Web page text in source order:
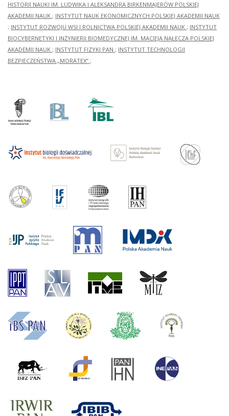
HISTORII NAUKI IM. LUDWIKA I ALEKSANDRA BIRKENMAJERÓW POLSKIEJ
AKADEMII NAUK ; INSTYTUT NAUK EKONOMICZNYCH POLSKIEJ AKADEMII NAUK
; INSTYTUT ROZWOJU WSI I ROLNICTWA POLSKIEJ AKADEMII NAUK ; INSTYTUT
BIOCYBERNETYKI I INŻYNIERII BIOMEDYCZNEJ IM. MACIEJA NAŁĘCZA POLSKIEJ
AKADEMII NAUK ; INSTYTUT FIZYKI PAN ; INSTYTUT TECHNOLOGII
BEZPIECZEŃSTWA „MORATEX” ;